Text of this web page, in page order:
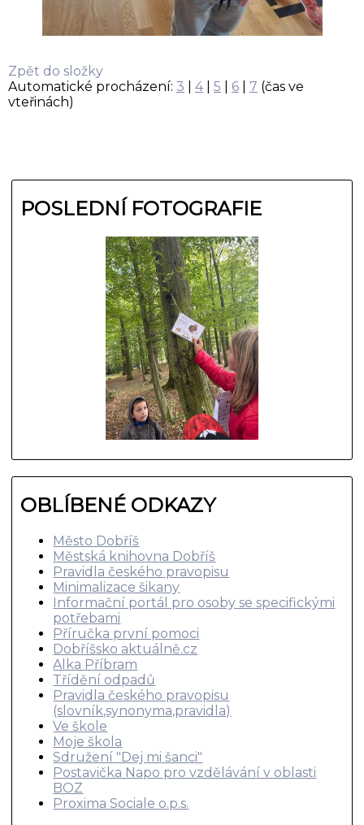
Zpět do složky
Automatické procházení: 3 4| 5 6 7 (čas ve
vteřinách)
POSLEDNÍ FOTOGRAFIE
OBLÍBENÉ ODKAZY
Město Dobříš
Městská knihovna Dobříš
Pravidla českého pravopisu
Minimalizace šikany
Informační portál pro osoby se specifickými
potřebami
Příručka první pomoci
Dobříšsko aktuálně.cz
Alka Příbram
Třídění odpadů
Pravidla českého pravopisu
(slovník,synonyma,pravidla)
Ve škole
Moje škola
Sdružení "Dej mi šanci"
Postavička Napo pro vzdělávání v oblasti
BOZ
Proxima Sociale o.p.s.